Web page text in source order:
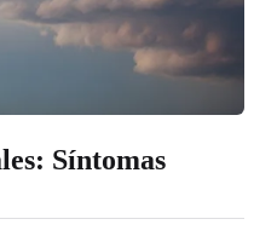
Síntomas